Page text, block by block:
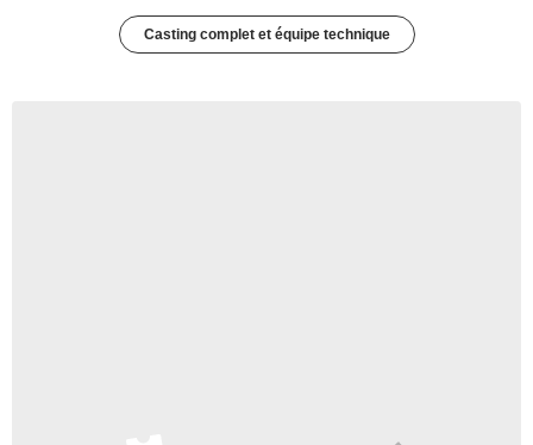
Casting complet et équipe technique